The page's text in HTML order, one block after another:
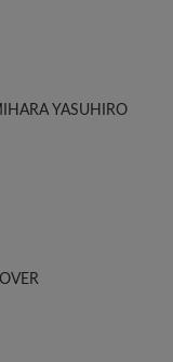
YASUHIRO